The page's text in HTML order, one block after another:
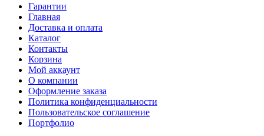
Гарантии
Главная
Доставка и оплата
Каталог
Контакты
Корзина
Мой аккаунт
О компании
Оформление заказа
Политика конфиденциальности
Пользовательское соглашение
Портфолио